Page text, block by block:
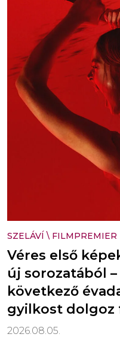
SZELÁVÍ \ FILMPREMIER
Véres első
új sorozatából
következő
gyilkost dolgoz
2026.08.05.